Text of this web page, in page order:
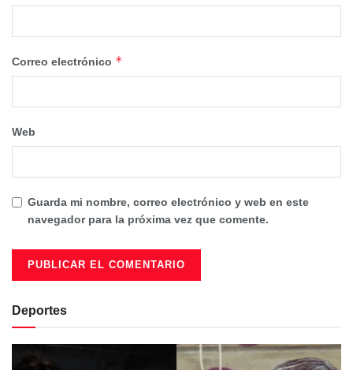
Correo electrónico *
Web
Guarda mi nombre, correo electrónico y web en este
navegador para la próxima vez que comente.
Deportes